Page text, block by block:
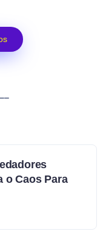
o Caos Para